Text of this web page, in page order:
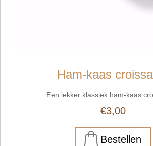
Ham-kaas
Een lekker klassiek ham-kaas
€3,00